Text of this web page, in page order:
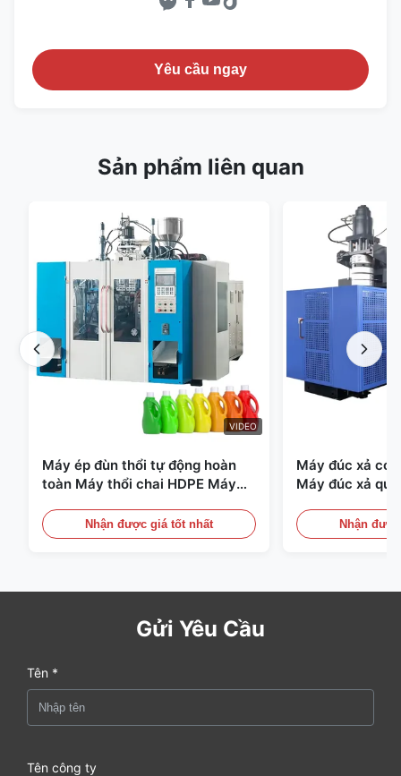
Yêu cầu ngay
Sản phẩm liên quan
VIDEO
Máy ép đùn thổi tự động hoàn
toàn Máy thổi chai HDPE Máy
Nhận được giá tốt nhất
Máy đúc xả có
Máy đúc xả
Nhận
Gửi Yêu Cầu
Tên *
Tên công ty